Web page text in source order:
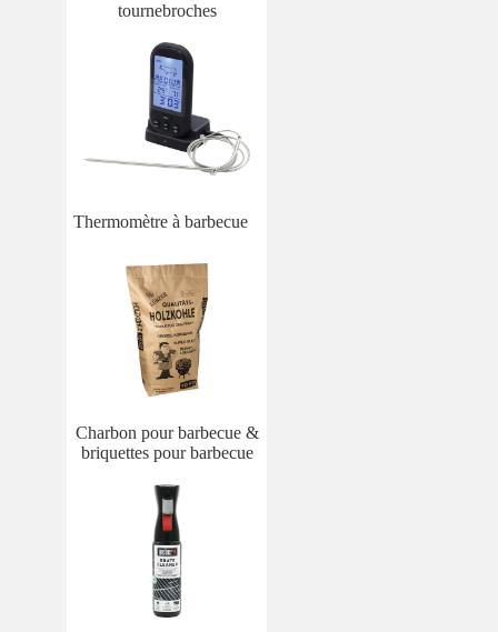
tournebroches
Thermomètre à barbecue
Charbon pour barbecue &
briquettes pour barbecue